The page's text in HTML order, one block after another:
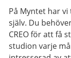
På Myntet har
själv. Du
CREO för att få
studion varje